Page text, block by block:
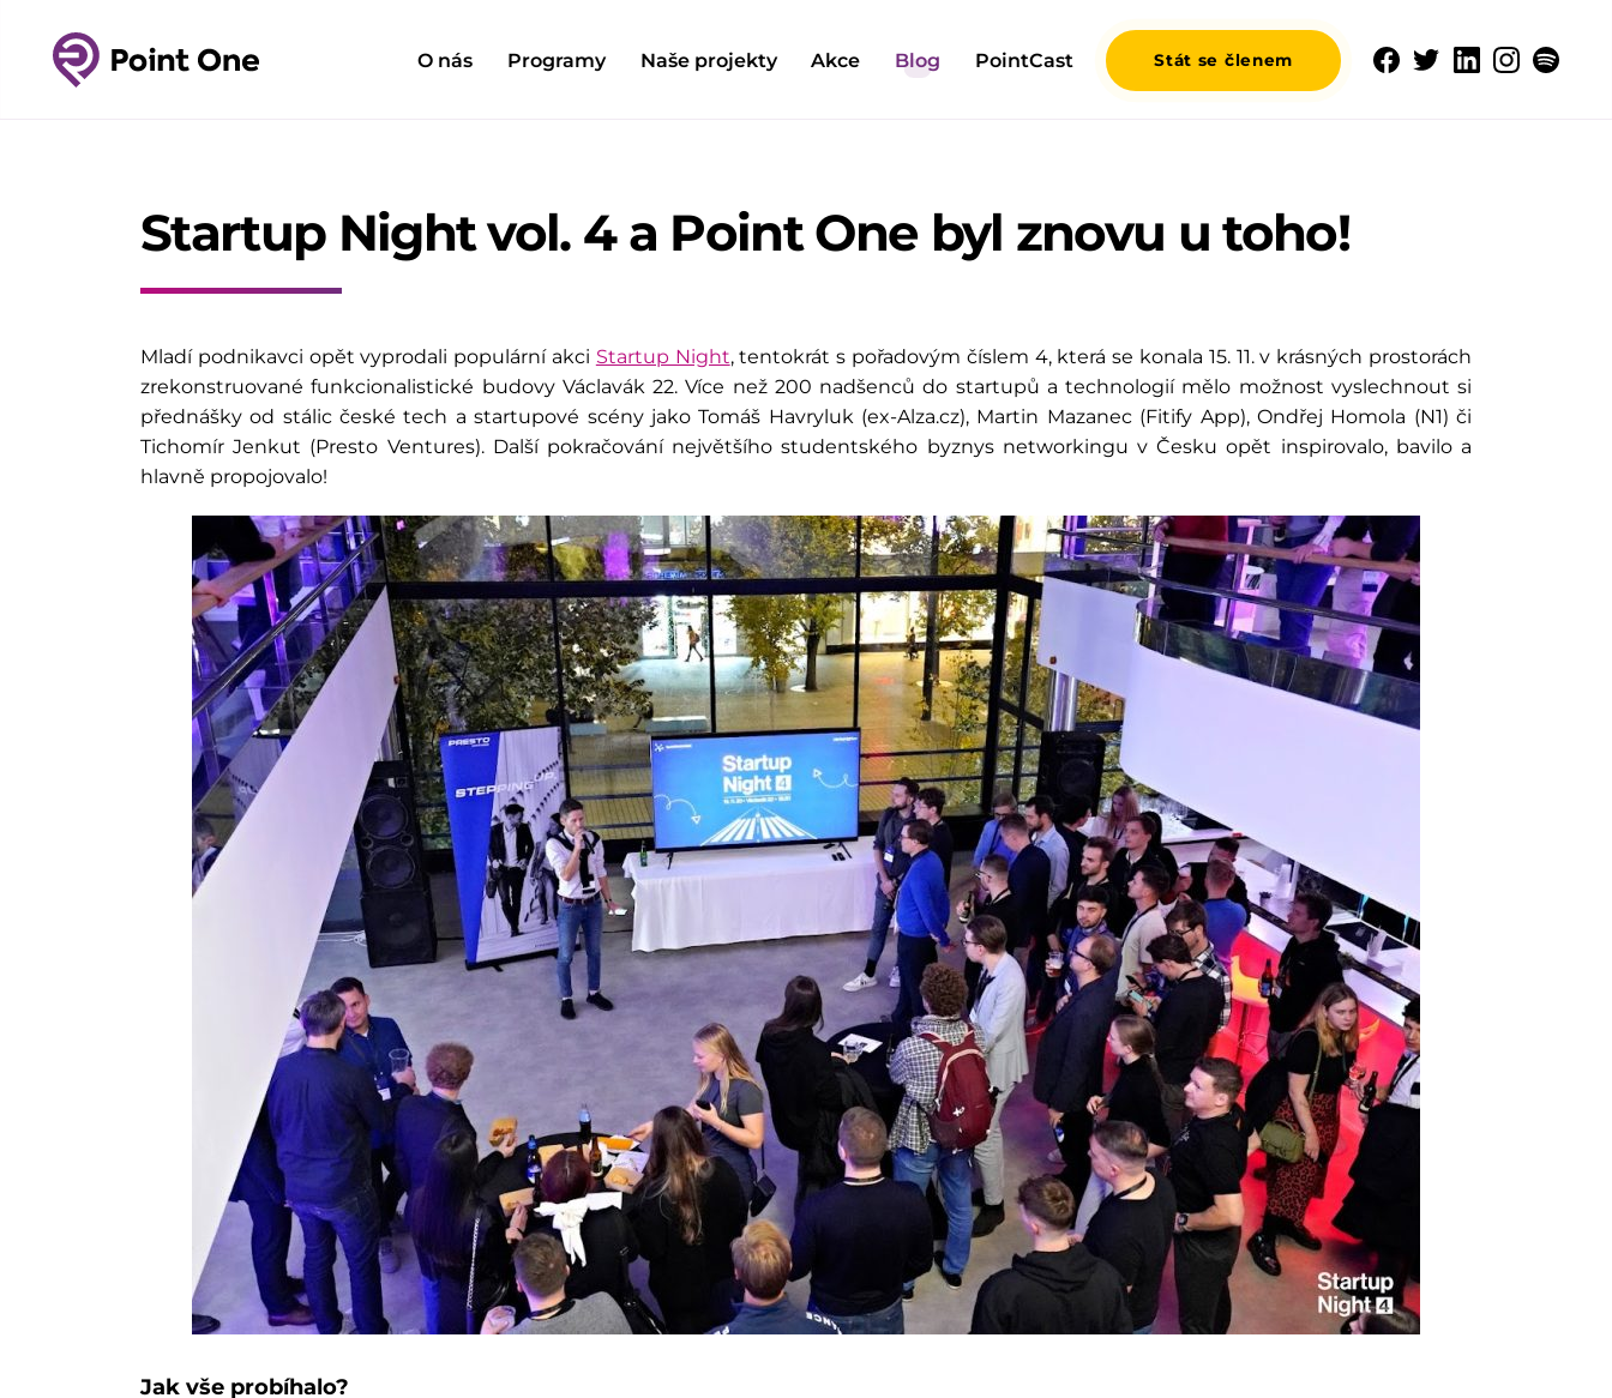
O nás Programy Naše projekty Akce Blog PointCast Stát se členem
Startup Night vol. 4 a Point One byl znovu u toho!
Mladí podnikavci opět vyprodali populární akci Startup Night, tentokrát s pořadovým číslem 4, která se konala 15. 11. v krásných prostorách
zrekonstruované funkcionalistické budovy Václavák 22. Více než 200 nadšenců do startupů a technologií mělo možnost vyslechnout si
přednášky od stálic české tech a startupové scény jako Tomáš Havryluk (ex-Alza.cz), Martin Mazanec (Fitify App), Ondřej Homola (N1) či
Tichomír Jenkut (Presto Ventures). Další pokračování největšího studentského byznys networkingu v Česku opět inspirovalo, bavilo a
hlavně propojovalo!
Jak vše probíhalo?